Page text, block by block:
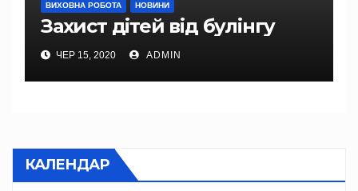
ВИХОВНА РОБОТА НОВИНИ
Захист дітей від булінгу
ЧЕР 15, 2020 ADMIN
КАЛЕНДАР